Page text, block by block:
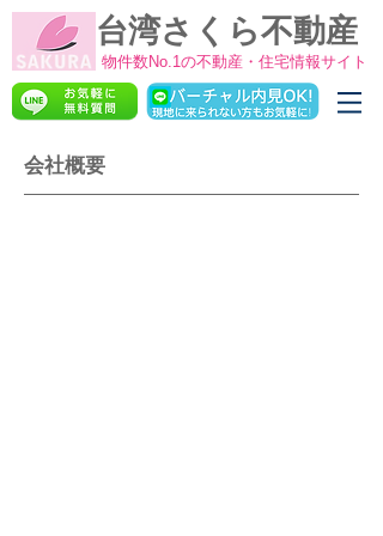
物件数No.1の不動産・住宅情報サイト
台湾さくら不動産
会社概要